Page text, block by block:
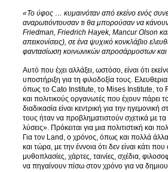
«Το ύφος … κυμαινόταν από εκείνο ενός
αναρωτιόντουσαν τι θα μπορούσαν να
Friedman, Friedrich Hayek, Mancur Olson
απεικονίσεις), σε ένα ψυχικό κονκλάβιο
φαντασίωση κοινωνικών απροσάρμοστων και
Αυτό που έχει αλλάξει, ωστόσο, είναι ότι
υποστήριξη για τη φιλοδοξία τους.
όπως το Cato Institute, το Mises Institute, το
και πολιτικούς οργανωτές που έχουν πάρει
διαδικασία είναι κεντρική για την
τους ήταν να προβληματιστούν σχετικά με
λύσεις». Πρόκειται για μια πολιτιστική και
Για τον Land, ο χρόνος, όπως και πολλά άλλα,
και τώρα, με την έννοια ότι δεν είναι κάτι
μυθοπλασίες, χάρτες, ταινίες, σχέδια,
να πηγαίνουν πίσω στον χρόνο για να